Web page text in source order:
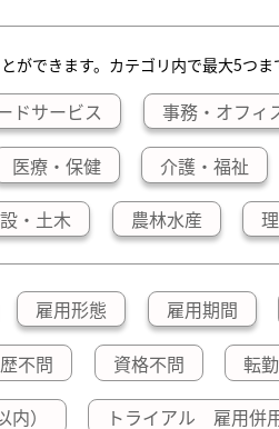
できます。カテゴリ内で最大5つま
ドサービス 事務・オフィ
医療・保健 介護・福祉
・土木 農林水産
雇用形態 雇用期間
不問 資格不問 転
） トライアル 雇用併